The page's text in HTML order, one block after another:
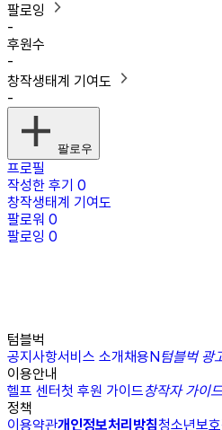
팔로잉
-
후원수
-
창작생태계 기여도
-
팔로우
프로필
작성한 후기 0
창작생태계 기여도
팔로워 0
팔로잉 0
텀블벅
공지사항서비스 소개채용N텀블벅 광
이용안내
헬프 센터첫 후원 가이드창작자 가이드
정책
이용약관개인정보처리방침청소년보